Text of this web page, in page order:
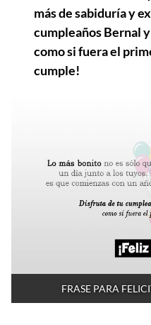
más de sabiduría y
cumpleaños Bernal
como si fuera el
cumple!
FRASE PARA